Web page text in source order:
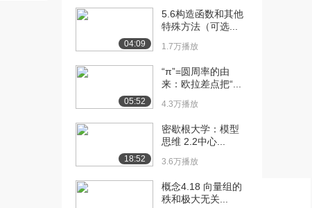
Complex nu...
5926播放
[16] 《大学代数》：
Quadratic ...
3889播放
[17] 《大学代数》：Quad
2930播放
[18] 《大学代数》：
3259播放
04:09
5.6构造函数和其他
特殊方法（可选...
1.7万播放
05:52
“π”=圆周率的由
来：欧拉差点把“...
4.3万播放
18:52
密歇根大学：模型
思维 2.2中心...
3.6万播放
概念4.18 向量组的
秩和极大无关...